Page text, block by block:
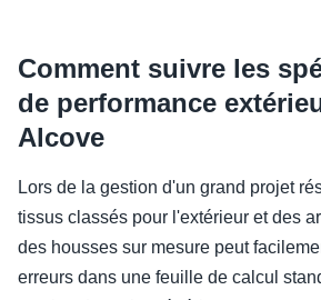
Comment suivre les
de performance
Alcove
Lors de la gestion d'un grand projet
tissus classés pour l'extérieur et des
des housses sur mesure peut
erreurs dans une feuille de calcul